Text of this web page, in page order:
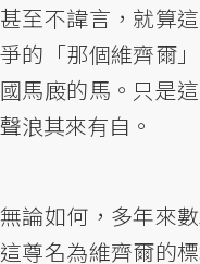
甚至不諱言，就算
爭的「那個維齊爾
國馬廄的馬。只是
聲浪其來有自。
無論如何，多年來
這尊名為維齊爾的